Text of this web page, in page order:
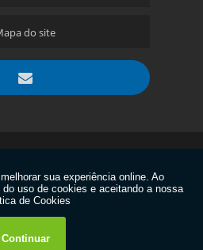
do site
W3C
W3C